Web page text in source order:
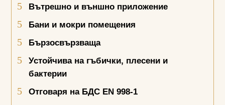
Вътрешно и външно приложение
Бани и мокри помещения
Бързосвързваща
Устойчива на гъбички, плесени и
бактерии
Отговаря на БДС EN 998-1